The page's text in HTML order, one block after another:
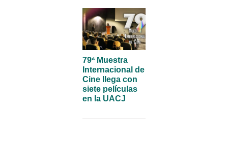
79ª Muestra
Internacional de
Cine llega con
siete películas
en la UACJ